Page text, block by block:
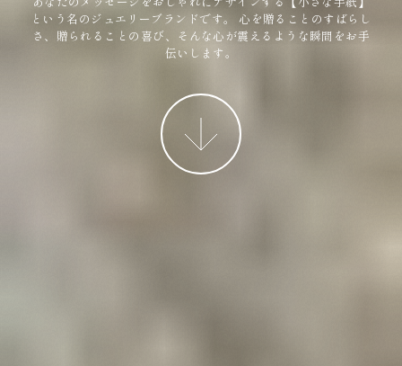
という名のジュエリーブランドです。
心を贈ることのすばらし
さ、贈られることの喜び、そんな心が震えるような瞬間をお手
伝いします。